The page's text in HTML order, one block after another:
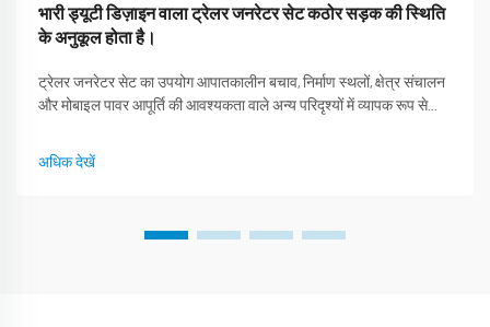
भारी ड्यूटी डिज़ाइन वाला ट्रेलर जनरेटर सेट कठोर सड़क की स्थिति
के अनुकूल होता है।
ट्रेलर जनरेटर सेट का उपयोग आपातकालीन बचाव, निर्माण स्थलों, क्षेत्र संचालन
और मोबाइल पावर आपूर्ति की आवश्यकता वाले अन्य परिदृश्यों में व्यापक रूप से
बजरी की सड़कों जैसी कठिन सड़क की स्थिति...
अधिक देखें